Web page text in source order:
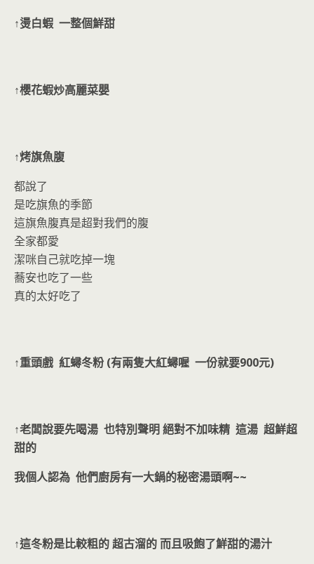
↑燙白蝦 一整個鮮甜
↑櫻花蝦炒高麗菜嬰
↑烤旗魚腹
都說了
是吃旗魚的季節
這旗魚腹真是超對我們的腹
全家都愛
潔咪自己就吃掉一塊
蕎安也吃了一些
真的太好吃了
↑重頭戲 紅蟳冬粉 (有兩隻大紅蟳喔 一份就要900元)
↑老闆說要先喝湯 也特別聲明 絕對不加味精 這湯 超鮮超
甜的
我個人認為 他們廚房有一大鍋的秘密湯頭啊~~
↑這冬粉是比較粗的 超古溜的 而且吸飽了鮮甜的湯汁